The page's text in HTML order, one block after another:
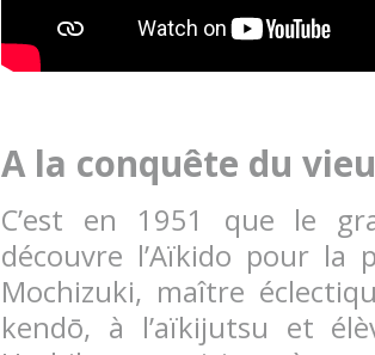
A la conquête du
C’est en 1951 que le
découvre l’Aïkido pour la
Mochizuki, maître
kendō, à l’aïkijutsu et